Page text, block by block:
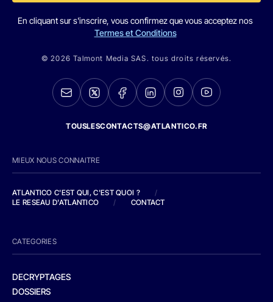
En cliquant sur s'inscrire, vous confirmez que vous acceptez nos
Termes et Conditions
© 2026 Talmont Media SAS. tous droits réservés.
TOUSLESCONTACTS@ATLANTICO.FR
MIEUX NOUS CONNAITRE
ATLANTICO C'EST QUI, C'EST QUOI ?
/
LE RESEAU D'ATLANTICO
/ CONTACT
CATEGORIES
DECRYPTAGES
DOSSIERS